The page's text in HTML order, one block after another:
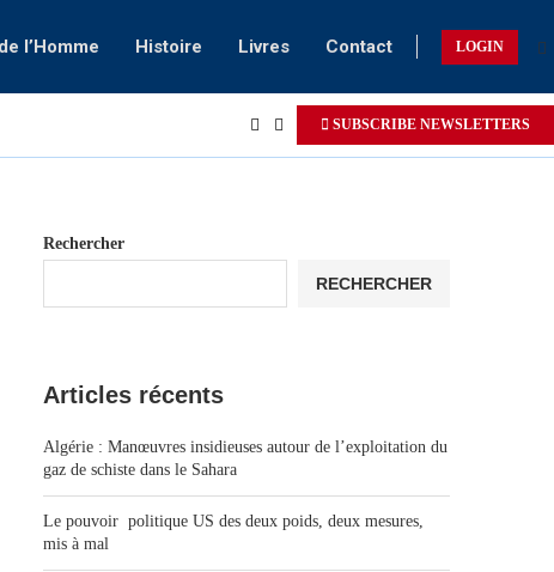
l’Homme Histoire Livres Contact LOGIN
SUBSCRIBE NEWSLETTERS
Rechercher
RECHERCHER
Articles récents
Algérie : Manœuvres insidieuses autour de l’exploitation du
gaz de schiste dans le Sahara
Le pouvoir politique US des deux poids, deux mesures,
mis à mal